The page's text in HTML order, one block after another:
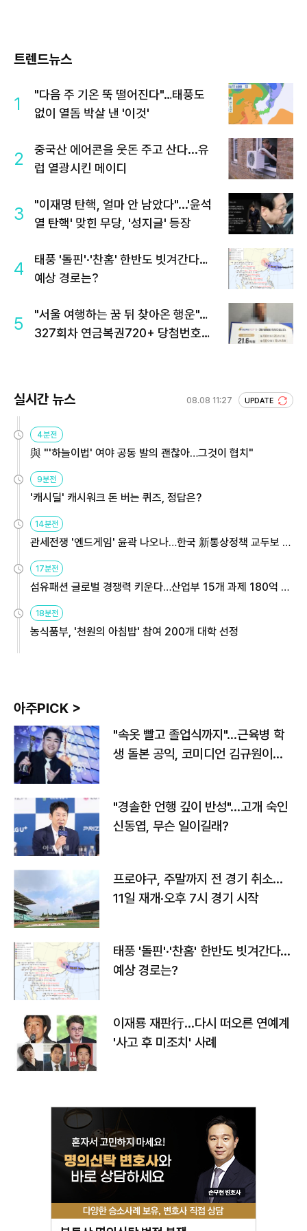
트렌드뉴스
1
"다음 주 기온 뚝 떨어진다"…태풍도
없이 열돔 박살 낸 '이것'
2
중국산 에어콘을 웃돈 주고 산다...유
럽 열광시킨 메이디
3
"이재명 탄핵, 얼마 안 남았다"...'윤석
열 탄핵' 맞힌 무당, '성지글' 등장
4
태풍 '돌핀'·'찬홈' 한반도 빗겨간다…
예상 경로는?
5
"서울 여행하는 꿈 뒤 찾아온 행운"…
327회차 연금복권720+ 당첨번호조
실시간 뉴스 08.08 11:27 UPDATE
4분전
與 "'하늘이법' 여야 공동 발의 괜찮아…그것이 협치"
9분전
'캐시딜' 캐시워크 돈 버는 퀴즈, 정답은?
14분전
관세전쟁 '엔드게임' 윤곽 나오나…한국 新통상정책 교두보 활
용해야
17분전
섬유패션 글로벌 경쟁력 키운다…산업부 15개 과제 180억 지
원
18분전
농식품부, '천원의 아침밥' 참여 200개 대학 선정
아주PICK >
"속옷 빨고 졸업식까지"…근육병 학
생 돌본 공익, 코미디언 김규원이었
"경솔한 언행 깊이 반성"…고개 숙인
신동엽, 무슨 일이길래?
프로야구, 주말까지 전 경기 취소…
11일 재개·오후 7시 경기 시작
태풍 '돌핀'·'찬홈' 한반도 빗겨간다…
예상 경로는?
이재룡 재판行…다시 떠오른 연예계
'사고 후 미조치' 사례